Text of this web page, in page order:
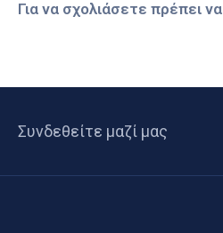
Για να σχολιάσετε πρέπει να
Συνδεθείτε μαζί μας